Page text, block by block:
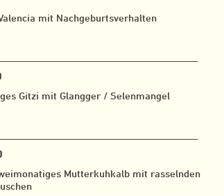
mit Nachgeburtsverhalten
Gitzi mit Glangger / Selenmangel
Mutterkuhkalb mit rasselnden